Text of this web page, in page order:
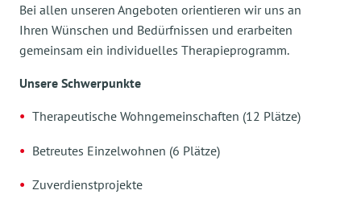
Bei allen unseren Angeboten orientieren wir uns an
Ihren Wünschen und Bedürfnissen und erarbeiten
gemeinsam ein individuelles Therapieprogramm.
Unsere Schwerpunkte
Therapeutische Wohngemeinschaften (12 Plätze)
Betreutes Einzelwohnen (6 Plätze)
Zuverdienstprojekte